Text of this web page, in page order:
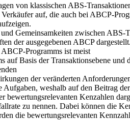
von klassischen ABS-
auf, die auch bei ABCP-
Gemeinsamkeiten zwischen
der ausgegebenen ABCP
Programms ist meist
Basis der Transaktionsebene und
der veränderten
weshalb auf den Beitrag
Kenzahlen
zu nennen. Dabei können die
die bewertungsrelevanten